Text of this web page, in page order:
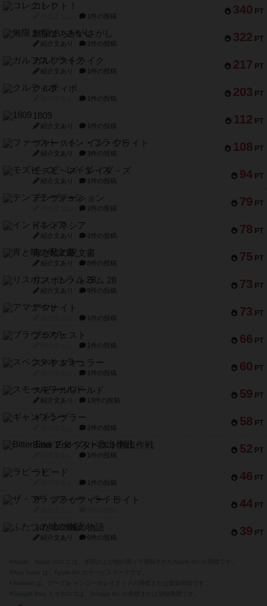
340 PT
コレクト！
1件の投稿
322 PT
無限まちがいさがし
紹介文あり 2件の投稿
217 PT
ガルフストライク
紹介文あり 1件の投稿
203 PT
クルティボ
1件の投稿
112 PT
1809
紹介文あり 1件の投稿
108 PT
ファースト・イン・フライト
紹介文あり 3件の投稿
94 PT
モズビ－ズ・レイダ－ズ
紹介文あり 1件の投稿
79 PT
テンプテーション
2件の投稿
78 PT
インドネシア
紹介文あり 2件の投稿
75 PT
宵と暁の呪文書
紹介文あり 8件の投稿
73 PT
リスボン・トラム 28
紹介文あり 9件の投稿
73 PT
アマナイト
1件の投稿
66 PT
ブラヴェスト
1件の投稿
60 PT
スペクタキュラー
1件の投稿
59 PT
スモールワールド
紹介文あり 13件の投稿
58 PT
ギャンブラー
2件の投稿
52 PT
Bitter End ブタペスト救出作戦
1件の投稿
46 PT
ラピード
1件の投稿
44 PT
ザ・フラッフィー・ライト
39 PT
ふたつの城の物語
紹介文あり 6件の投稿